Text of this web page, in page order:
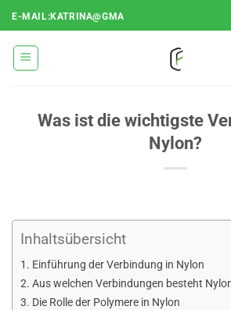
Zum
Inhalt
springen
E-MAIL:KATRINA@GMA
Was ist die wichtigste
Nylon?
Inhaltsübersicht
Einführung der Verbindung in Nylon
Aus welchen Verbindungen besteht
Die Rolle der Polymere in Nylon